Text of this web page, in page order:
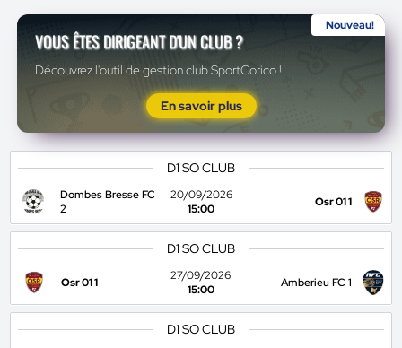
Nouveau!
VOUS ÊTES DIRIGEANT D'UN CLUB ?
Découvrez l'outil de gestion club SportCorico !
En savoir plus
D1 SO CLUB
Dombes Bresse FC
2
20/09/2026
15:00
Osr 01 1
D1 SO CLUB
Osr 01 1
27/09/2026
15:00
Amberieu FC 1
D1 SO CLUB